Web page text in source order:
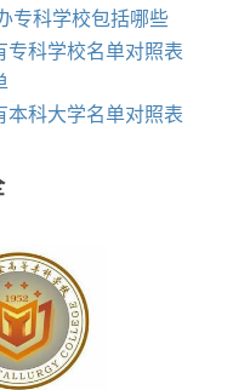
专科学校包括哪些
专科学校名单对照表
本科大学名单对照表